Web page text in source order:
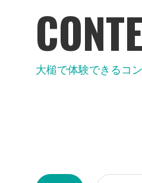
大槌で体験できるコ